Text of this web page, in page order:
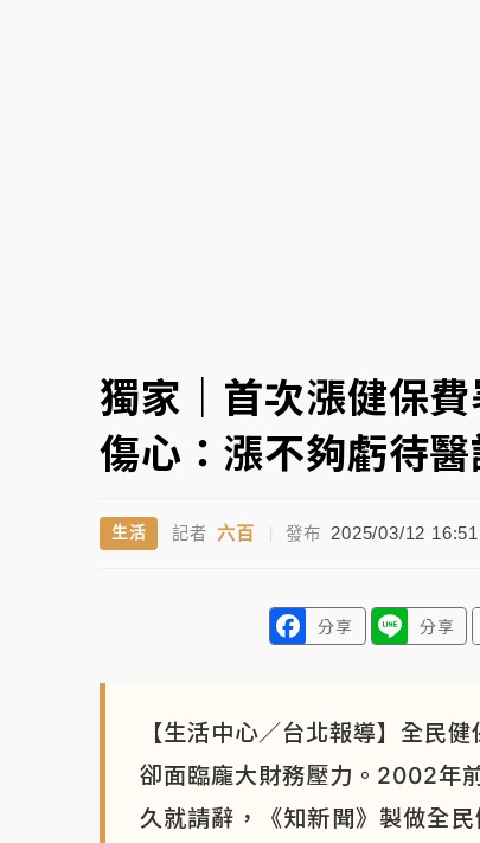
獨家｜首次漲健保
傷心：漲不夠虧待醫
生活 記者 六百 發布 2025/03/12 16:51
分享 分享
【生活中心／台北報導】全民
卻面臨龐大財務壓力。2002年
久就請辭，《知新聞》製做全